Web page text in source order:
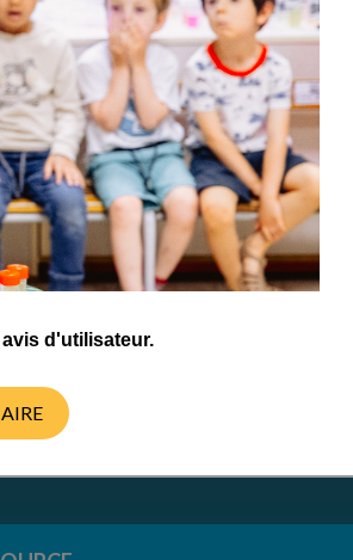
d'utilisateur.